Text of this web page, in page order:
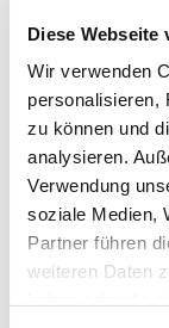
Diese Webseite
Wir verwenden
personalisieren,
zu können und
analysieren.
Verwendung
soziale Medien,
Partner führen
weiteren Daten